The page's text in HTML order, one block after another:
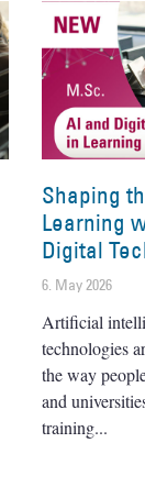
Shaping
Learning
Digital
6. May 2026
Artificial
technologies
the way
and
training